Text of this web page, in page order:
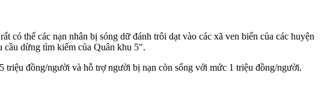
thể các nạn nhân bị sóng dữ đánh trôi dạt vào các xã ven biển của các huyện
cầu dừng tìm kiếm của Quân khu 5".
đồng/người và hỗ trợ người bị nạn còn sống với mức 1 triệu đồng/người.